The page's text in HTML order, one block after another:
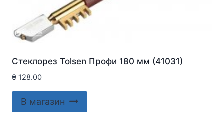
Стеклорез Tolsen Профи 180 мм (41031)
₴ 128.00
В магазин